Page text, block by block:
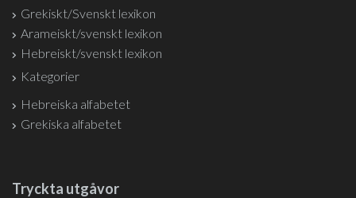
Grekiskt/Svenskt lexikon
Arameiskt/svenskt lexikon
Hebreiskt/svenskt lexikon
Kategorier
Hebreiska alfabetet
Grekiska alfabetet
Tryckta utgåvor